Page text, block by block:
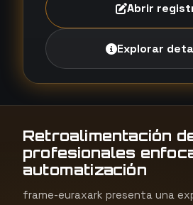
Abrir
Explorar
Retroalimentación
profesionales
automatización
frame-euraxark presenta una